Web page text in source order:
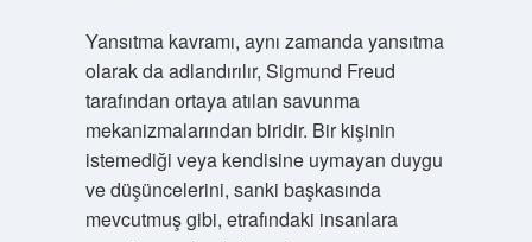
Yansıtma kavramı, aynı zamanda yansıtma
olarak da adlandırılır, Sigmund Freud
tarafından ortaya atılan savunma
mekanizmalarından biridir. Bir kişinin
istemediği veya kendisine uymayan duygu
ve düşüncelerini, sanki başkasında
mevcutmuş gibi, etrafındaki insanlara